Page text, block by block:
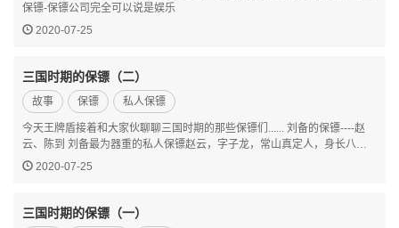
保镖-保镖公司完全可以说是娱乐
2020-07-25
三国时期的保镖（二）
故事 保镖 私人保镖
今天王牌盾接着和大家伙聊聊三国时期的那些保镖们...... 刘备的保镖----赵
云、陈到 刘备最为器重的私人保镖赵云，字子龙，常山真定人，身长八
尺，姿颜雄伟，是三国时期蜀汉名将。赵云跟随刘备将近三十年，先后参加
2020-07-25
三国时期的保镖（一）